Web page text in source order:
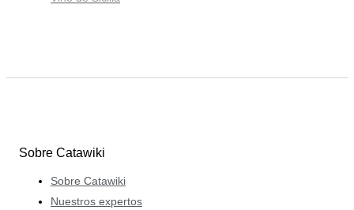
Sobre Catawiki
Sobre Catawiki
Nuestros expertos